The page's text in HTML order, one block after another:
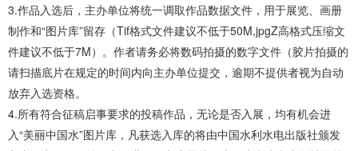
3.作品入选后，主办单位将统一调取作品数据文件，用于展览、画册
制作和“图片库”留存（Tif格式文件建议不低于50M,jpgZ高格式压缩文
件建议不低于7M）。作者请务必将数码拍摄的数字文件（胶片拍摄的
请扫描底片在规定的时间内向主办单位提交，逾期不提供者视为自动
放弃入选资格。
4.所有符合征稿启事要求的投稿作品，无论是否入展，均有机会进
入“美丽中国水”图片库，凡获选入库的将由中国水利水电出版社颁发